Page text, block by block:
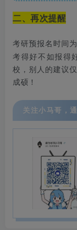
二、再次提醒
考研预报名时间
考得好不如报得
校，别人的建议
成硕！
关注小马哥，